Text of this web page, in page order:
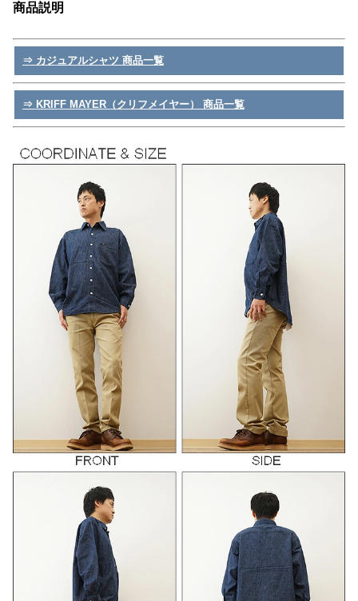
商品説明
⇒ カジュアルシャツ 商品一覧
⇒ KRIFF MAYER（クリフメイヤー） 商品一覧